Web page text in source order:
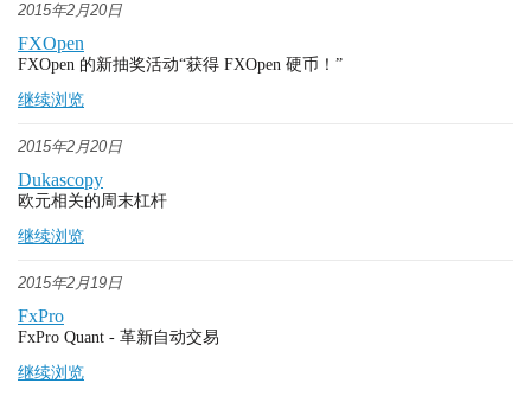
2015年2月20日
FXOpen
FXOpen 的新抽奖活动“获得 FXOpen 硬币！”
继续浏览
2015年2月20日
Dukascopy
欧元相关的周末杠杆
继续浏览
2015年2月19日
FxPro
FxPro Quant - 革新自动交易
继续浏览